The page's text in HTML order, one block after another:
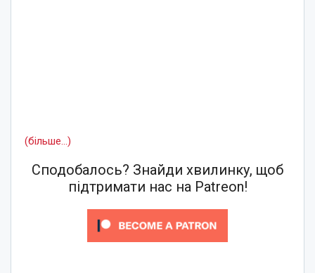
(більше…)
Сподобалось? Знайди хвилинку, щоб
підтримати нас на Patreon!